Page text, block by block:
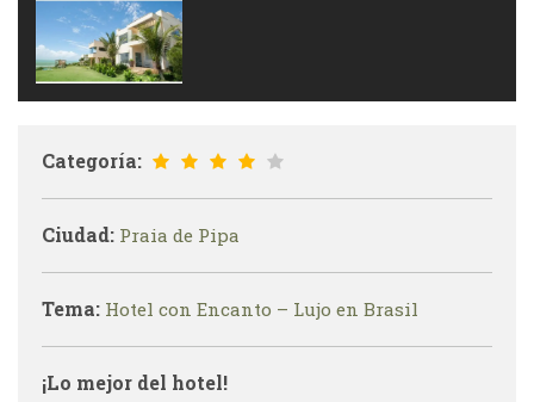
Categoría:
Ciudad: Praia de Pipa
Tema: Hotel con Encanto – Lujo en Brasil
¡Lo mejor del hotel!